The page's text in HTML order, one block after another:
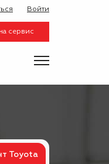
сервис
Войти
Toyota